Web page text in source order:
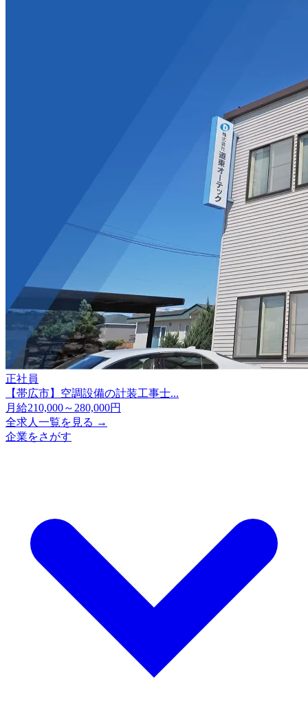
正社員
【帯広市】空調設備の計装工事士...
月給210,000～280,000円
全求人一覧を見る →
企業をさがす